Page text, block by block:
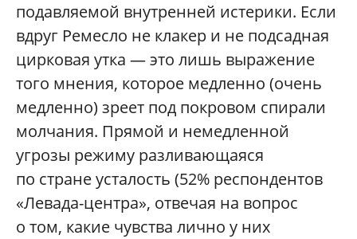
подавляемой внутренней истерики. Если
вдруг Ремесло не клакер и не подсадная
цирковая утка — это лишь выражение
того мнения, которое медленно (очень
медленно) зреет под покровом спирали
молчания. Прямой и немедленной
угрозы режиму разливающаяся
по стране усталость (52% респондентов
«Левада-центра», отвечая на вопрос
о том, какие чувства лично у них